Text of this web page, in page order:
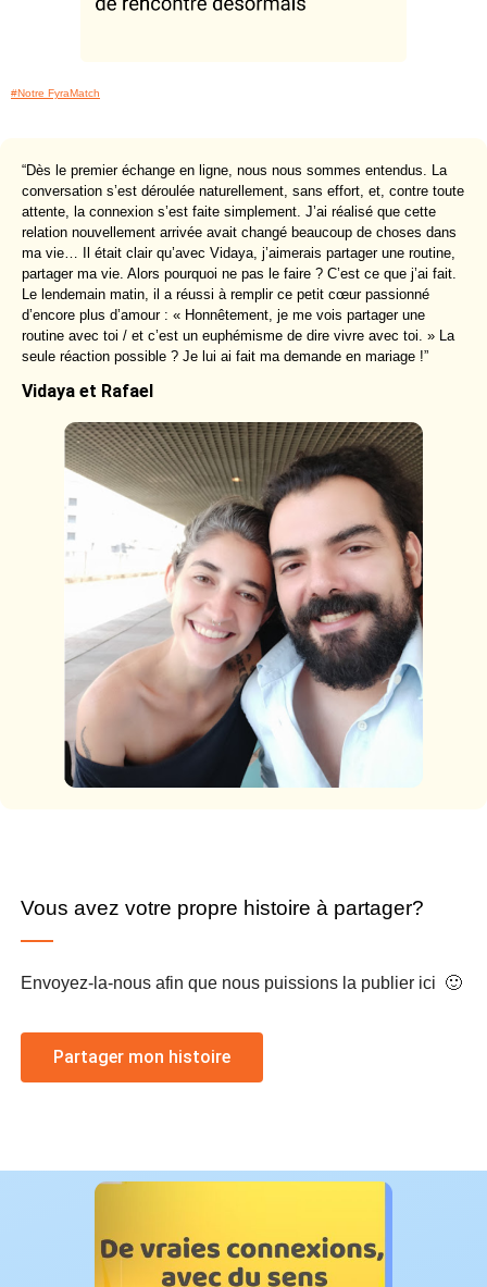
#Notre FyraMatch
“Dès le premier échange en ligne, nous nous sommes entendus. La
conversation s’est déroulée naturellement, sans effort, et, contre toute
attente, la connexion s’est faite simplement. J’ai réalisé que cette
relation nouvellement arrivée avait changé beaucoup de choses dans
ma vie… Il était clair qu’avec Vidaya, j’aimerais partager une routine,
partager ma vie. Alors pourquoi ne pas le faire ? C’est ce que j’ai fait.
Le lendemain matin, il a réussi à remplir ce petit cœur passionné
d’encore plus d’amour : « Honnêtement, je me vois partager une
routine avec toi / et c’est un euphémisme de dire vivre avec toi. » La
seule réaction possible ? Je lui ai fait ma demande en mariage !”
Vidaya et Rafael
Vous avez votre propre histoire à partager?
Envoyez-la-nous afin que nous puissions la publier ici 🙂
Partager mon histoire